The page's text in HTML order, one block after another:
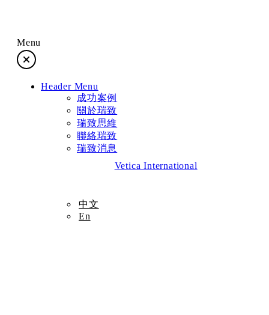
Menu
Header Menu
成功案例
關於瑞致
瑞致思維
聯絡瑞致
瑞致消息
Vetica International
中文
En
關於瑞致
瑞致思維
聯絡瑞致
瑞致消息